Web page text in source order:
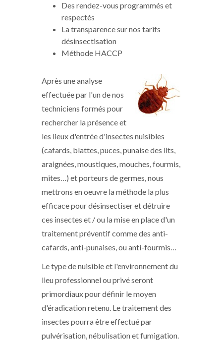
Des rendez-vous programmés et
respectés
La transparence sur nos tarifs
désinsectisation
Méthode HACCP
Après une analyse
effectuée par l'un de nos
techniciens formés pour
rechercher la présence et
les lieux d'entrée d'insectes nuisibles
(cafards, blattes, puces, punaise des lits,
araignées, moustiques, mouches, fourmis,
mites…) et porteurs de germes, nous
mettrons en oeuvre la méthode la plus
efficace pour désinsectiser et détruire
ces insectes et / ou la mise en place d'un
traitement préventif comme des anti-
cafards, anti-punaises, ou anti-fourmis…
Le type de nuisible et l'environnement du
lieu professionnel ou privé seront
primordiaux pour définir le moyen
d'éradication retenu. Le traitement des
insectes pourra être effectué par
pulvérisation, nébulisation et fumigation.